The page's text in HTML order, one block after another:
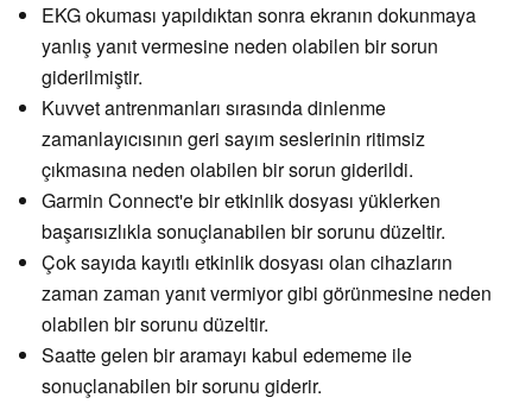
EKG okuması yapıldıktan sonra ekranın dokunmaya
yanlış yanıt vermesine neden olabilen bir sorun
giderilmiştir.
Kuvvet antrenmanları sırasında dinlenme
zamanlayıcısının geri sayım seslerinin ritimsiz
çıkmasına neden olabilen bir sorun giderildi.
Garmin Connect'e bir etkinlik dosyası yüklerken
başarısızlıkla sonuçlanabilen bir sorunu düzeltir.
Çok sayıda kayıtlı etkinlik dosyası olan cihazların
zaman zaman yanıt vermiyor gibi görünmesine neden
olabilen bir sorunu düzeltir.
Saatte gelen bir aramayı kabul edememe ile
sonuçlanabilen bir sorunu giderir.